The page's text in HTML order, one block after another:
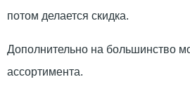
потом делается скидка.
Дополнительно на большинство
ассортимента.